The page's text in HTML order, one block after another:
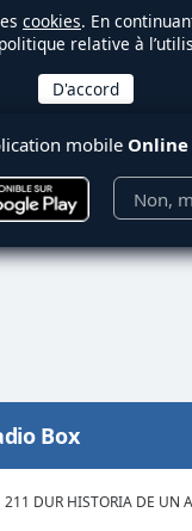
cookies. En
relative à
mobile Online
Non,
Box
211 DUR HISTORIA DE UN